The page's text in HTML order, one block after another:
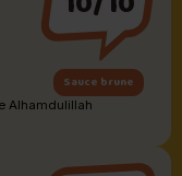
Sauce brune
Poutine familial bien rempli et très bon service Alhamdulillah